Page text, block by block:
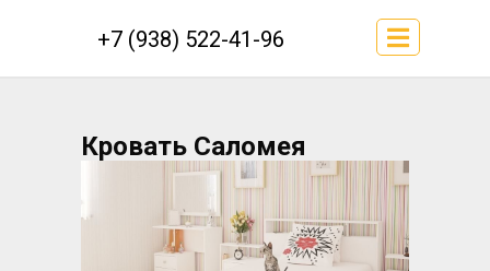
+7 (938) 522-41-96
Кровать Саломея